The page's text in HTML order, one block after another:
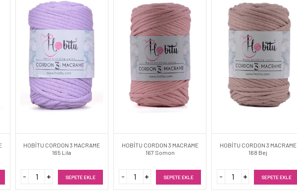
HOBİTU CORDON 3 MACRAME
165 Lila
SEPETE EKLE
HOBİTU CORDON 3 MACRAME
167 Somon
SEPETE EKLE
HOBİTU CORDON 3 MACRAME
168 Bej
SEPETE EKLE